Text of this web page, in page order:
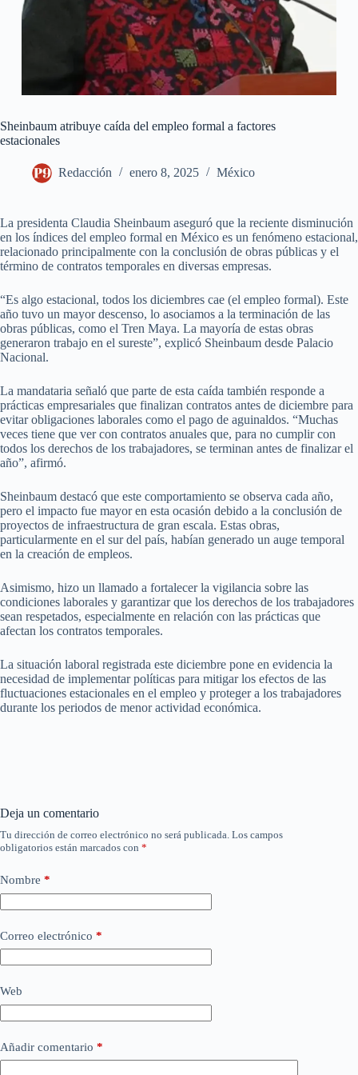
Sheinbaum atribuye caída del empleo formal a factores
estacionales
Redacción enero 8, 2025 México
La presidenta Claudia Sheinbaum aseguró que la reciente disminución
en los índices del empleo formal en México es un fenómeno estacional,
relacionado principalmente con la conclusión de obras públicas y el
término de contratos temporales en diversas empresas.
“Es algo estacional, todos los diciembres cae (el empleo formal). Este
año tuvo un mayor descenso, lo asociamos a la terminación de las
obras públicas, como el Tren Maya. La mayoría de estas obras
generaron trabajo en el sureste”, explicó Sheinbaum desde Palacio
Nacional.
La mandataria señaló que parte de esta caída también responde a
prácticas empresariales que finalizan contratos antes de diciembre para
evitar obligaciones laborales como el pago de aguinaldos. “Muchas
veces tiene que ver con contratos anuales que, para no cumplir con
todos los derechos de los trabajadores, se terminan antes de finalizar el
año”, afirmó.
Sheinbaum destacó que este comportamiento se observa cada año,
pero el impacto fue mayor en esta ocasión debido a la conclusión de
proyectos de infraestructura de gran escala. Estas obras,
particularmente en el sur del país, habían generado un auge temporal
en la creación de empleos.
Asimismo, hizo un llamado a fortalecer la vigilancia sobre las
condiciones laborales y garantizar que los derechos de los trabajadores
sean respetados, especialmente en relación con las prácticas que
afectan los contratos temporales.
La situación laboral registrada este diciembre pone en evidencia la
necesidad de implementar políticas para mitigar los efectos de las
fluctuaciones estacionales en el empleo y proteger a los trabajadores
durante los periodos de menor actividad económica.
Deja un comentario
Tu dirección de correo electrónico no será publicada. Los campos
obligatorios están marcados con *
Nombre *
Correo electrónico *
Web
Añadir comentario *